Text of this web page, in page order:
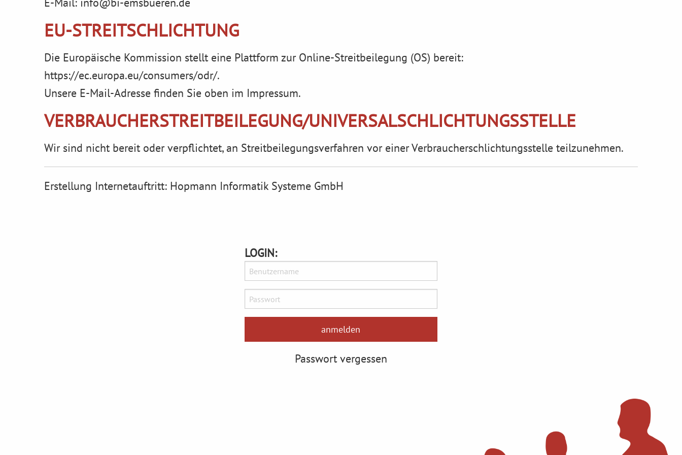
EU-STREITSCHLICHTUNG
Die Europäische Kommission stellt eine Plattform zur Online-Streitbeilegung (OS) bereit:
https://ec.europa.eu/consumers/odr/.
Unsere E-Mail-Adresse finden Sie oben im Impressum.
VERBRAUCHER­STREIT­BEILEGUNG/UNIVERSAL­SCHLICHTUNGS­STELLE
Wir sind nicht bereit oder verpflichtet, an Streitbeilegungsverfahren vor einer Verbraucherschlichtungsstelle teilzunehmen.
Erstellung Internetauftritt: Hopmann Informatik Systeme GmbH
LOGIN:
Passwort vergessen